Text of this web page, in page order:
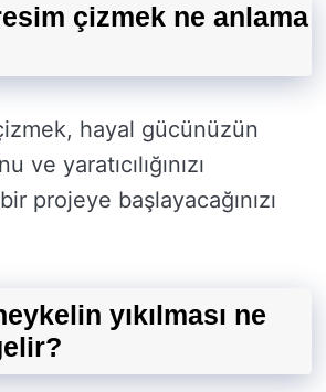
çizmek ne anlama
hayal gücünüzün
ve yaratıcılığınızı
projeye başlayacağınızı
yıkılması ne